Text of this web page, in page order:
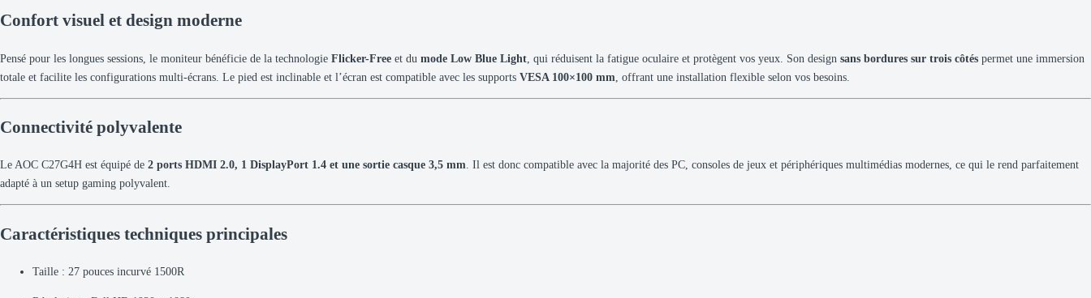
Confort visuel et design moderne
Pensé pour les longues sessions, le moniteur bénéficie de la technologie Flicker-Free et du mode Low Blue Light , qui réduisent la fatigue oculaire et protègent vos yeux. Son design sans bordures sur trois côtés permet une immersion
totale et facilite les configurations multi-écrans. Le pied est inclinable et l’écran est compatible avec les supports VESA 100×100 mm , offrant une installation flexible selon vos besoins.
Connectivité polyvalente
Le AOC C27G4H est équipé de 2 ports HDMI 2.0, 1 DisplayPort 1.4 et une sortie casque 3,5 mm. Il est donc compatible avec la majorité des PC, consoles de jeux et périphériques multimédias modernes, ce qui le rend parfaitement
adapté à un setup gaming polyvalent.
Caractéristiques techniques principales
Taille : 27 pouces incurvé 1500R